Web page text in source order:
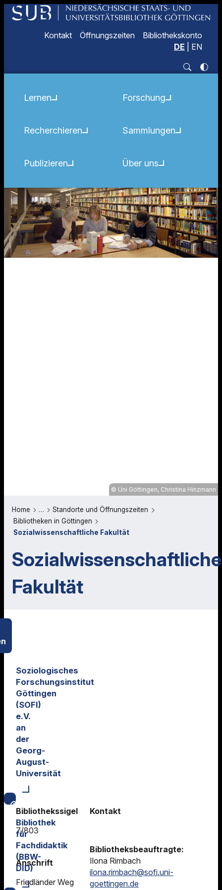
Kontakt Öffnungszeiten
Bibliothekskonto
DE
EN
Lernen
Recherchieren
Publizieren
Forschung
Sammlungen
Über uns
Uni Göttingen, Christina Hinzmann
Home …
Standorte und Öffnungszeiten
Bibliotheken in Göttingen
Sozialwissenschaftliche Fakultät
Sozialwissenschaftliche
Fakultät
Soziologisches
Forschungsinstitut
Göttingen
(SOFI)
e.V.
an
der
Georg-
August-
Universität
Bibliothekssigel
7/803
Anschrift
Friedländer Weg
Kontakt
Bibliotheksbeauftragte:
Ilona Rimbach
ilona.rimbach@sofi.uni-
goettingen.de
Bibliothek
für
Fachdidaktik
(BBW-
DID)